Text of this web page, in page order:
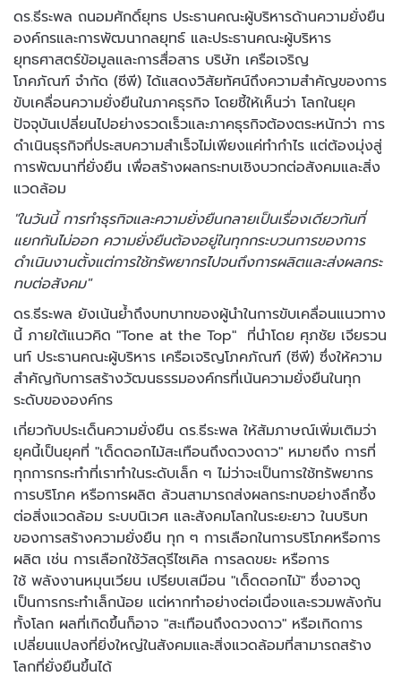
ดร.ธีระพล ถนอมศักดิ์ยุทธ ประธานคณะผู้บริหารด้านความยั่งยืน
องค์กรและการพัฒนากลยุทธ์ และประธานคณะผู้บริหาร
ยุทธศาสตร์ข้อมูลและการสื่อสาร บริษัท เครือเจริญ
โภคภัณฑ์ จำกัด (ซีพี) ได้แสดงวิสัยทัศน์ถึงความสำคัญของการ
ขับเคลื่อนความยั่งยืนในภาคธุรกิจ โดยชี้ให้เห็นว่า โลกในยุค
ปัจจุบันเปลี่ยนไปอย่างรวดเร็วและภาคธุรกิจต้องตระหนักว่า การ
ดำเนินธุรกิจที่ประสบความสำเร็จไม่เพียงแค่ทำกำไร แต่ต้องมุ่งสู่
การพัฒนาที่ยั่งยืน เพื่อสร้างผลกระทบเชิงบวกต่อสังคมและสิ่ง
แวดล้อม
"ในวันนี้ การทำธุรกิจและความยั่งยืนกลายเป็นเรื่องเดียวกันที่
แยกกันไม่ออก ความยั่งยืนต้องอยู่ในทุกกระบวนการของการ
ดำเนินงานตั้งแต่การใช้ทรัพยากรไปจนถึงการผลิตและส่งผลกระ
ทบต่อสังคม"
ดร.ธีระพล ยังเน้นย้ำถึงบทบาทของผู้นำในการขับเคลื่อนแนวทาง
นี้ ภายใต้แนวคิด "Tone at the Top" ที่นำโดย ศุภชัย เจียรวน
นท์ ประธานคณะผู้บริหาร เครือเจริญโภคภัณฑ์ (ซีพี) ซึ่งให้ความ
สำคัญกับการสร้างวัฒนธรรมองค์กรที่เน้นความยั่งยืนในทุก
ระดับขององค์กร
เกี่ยวกับประเด็นความยั่งยืน ดร.ธีระพล ให้สัมภาษณ์เพิ่มเติมว่า
ยุคนี้เป็นยุคที่ "เด็ดดอกไม้สะเทือนถึงดวงดาว" หมายถึง การที่
ทุกการกระทำที่เราทำในระดับเล็ก ๆ ไม่ว่าจะเป็นการใช้ทรัพยากร
การบริโภค หรือการผลิต ล้วนสามารถส่งผลกระทบอย่างลึกซึ้ง
ต่อสิ่งแวดล้อม ระบบนิเวศ และสังคมโลกในระยะยาว ในบริบท
ของการสร้างความยั่งยืน ทุก ๆ การเลือกในการบริโภคหรือการ
ผลิต เช่น การเลือกใช้วัสดุรีไซเคิล การลดขยะ หรือการ
ใช้ พลังงานหมุนเวียน เปรียบเสมือน "เด็ดดอกไม้" ซึ่งอาจดู
เป็นการกระทำเล็กน้อย แต่หากทำอย่างต่อเนื่องและรวมพลังกัน
ทั้งโลก ผลที่เกิดขึ้นก็อาจ "สะเทือนถึงดวงดาว" หรือเกิดการ
เปลี่ยนแปลงที่ยิ่งใหญ่ในสังคมและสิ่งแวดล้อมที่สามารถสร้าง
โลกที่ยั่งยืนขึ้นได้